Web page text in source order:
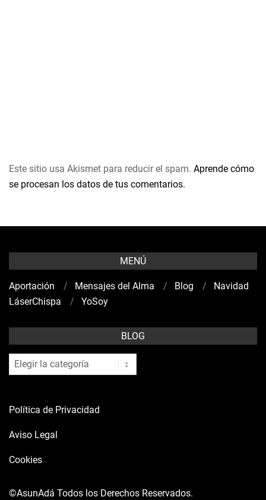
Este sitio usa Akismet para reducir el spam. Aprende cómo
se procesan los datos de tus comentarios.
MENÚ
Aportación Mensajes del Alma Blog
Navidad
LáserChispa
YoSoy
BLOG
blog
Política de Privacidad
Aviso Legal
Cookies
©AsunAdá Todos los Derechos Reservados.